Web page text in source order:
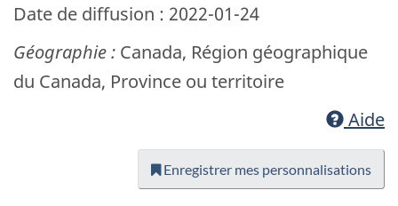
Date de diffusion : 2022-01-24
Géographie : Canada, Région géographique
du Canada, Province ou territoire
Aide
Enregistrer mes personnalisations